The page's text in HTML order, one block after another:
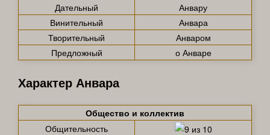
Дательный
Анвару
Винительный
Анвара
Творительный
Анваром
Предложный
о Анваре
Характер Анвара
Общество и коллектив
Общительность